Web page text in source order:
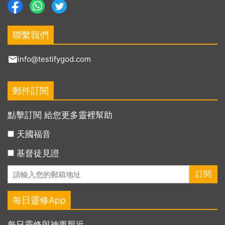
聯繫我們
info@testifygod.com
郵件訂閱
點擊訂閱 給您更多靈裡幫助
天國福音
基督徒見證
每日靈修App